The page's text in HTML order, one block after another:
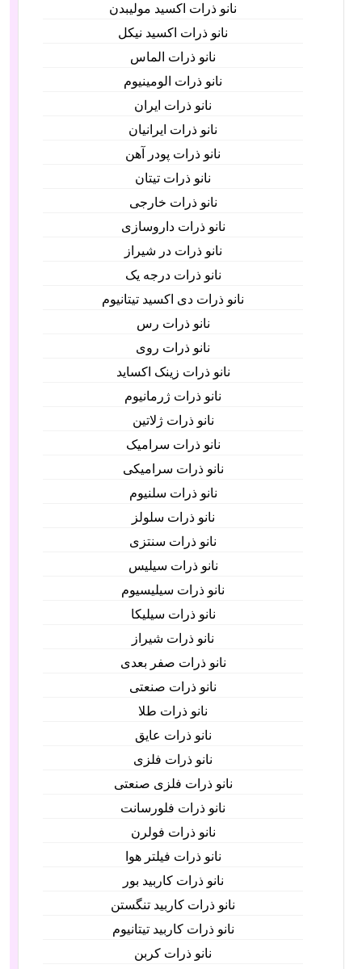
نانو ذرات اکسید مولیبدن
نانو ذرات اکسید نیکل
نانو ذرات الماس
نانو ذرات الومینیوم
نانو ذرات ایران
نانو ذرات ایرانیان
نانو ذرات پودر آهن
نانو ذرات تیتان
نانو ذرات خارجی
نانو ذرات داروسازی
نانو ذرات در شیراز
نانو ذرات درجه یک
نانو ذرات دی اکسید تیتانیوم
نانو ذرات رس
نانو ذرات روی
نانو ذرات زینک اکساید
نانو ذرات ژرمانیوم
نانو ذرات ژلاتین
نانو ذرات سرامیک
نانو ذرات سرامیکی
نانو ذرات سلنیوم
نانو ذرات سلولز
نانو ذرات سنتزی
نانو ذرات سیلیس
نانو ذرات سیلیسیوم
نانو ذرات سیلیکا
نانو ذرات شیراز
نانو ذرات صفر بعدی
نانو ذرات صنعتی
نانو ذرات طلا
نانو ذرات عایق
نانو ذرات فلزی
نانو ذرات فلزی صنعتی
نانو ذرات فلورسانت
نانو ذرات فولرن
نانو ذرات فیلتر هوا
نانو ذرات کاربید بور
نانو ذرات کاربید تنگستن
نانو ذرات کاربید تیتانیوم
نانو ذرات کربن